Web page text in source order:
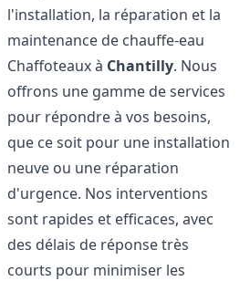
l'installation, la réparation et la
maintenance de chauffe-eau
Chaffoteaux à Chantilly. Nous
offrons une gamme de services
pour répondre à vos besoins,
que ce soit pour une installation
neuve ou une réparation
d'urgence. Nos interventions
sont rapides et efficaces, avec
des délais de réponse très
courts pour minimiser les